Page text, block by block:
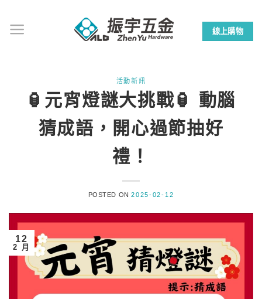
content
線上購物
活動新訊
🏮元宵燈謎大挑戰🏮 動腦
猜成語，開心過節抽好
禮！
POSTED ON2025-02-12
12
2 月